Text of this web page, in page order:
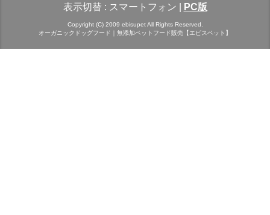
表示切替 : スマートフォン PC版
Copyright (C) 2009 ebisupet All Rights Reserved.
オーガニックドッグフード｜無添加ペットフード販売【エビスペット】